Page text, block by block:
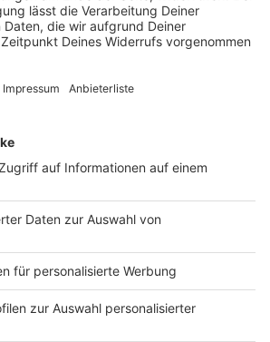
lösen die Probleme nicht»: Die
- und will auf Sicht noch
ARTIKEL
keine Artikel gemerkt